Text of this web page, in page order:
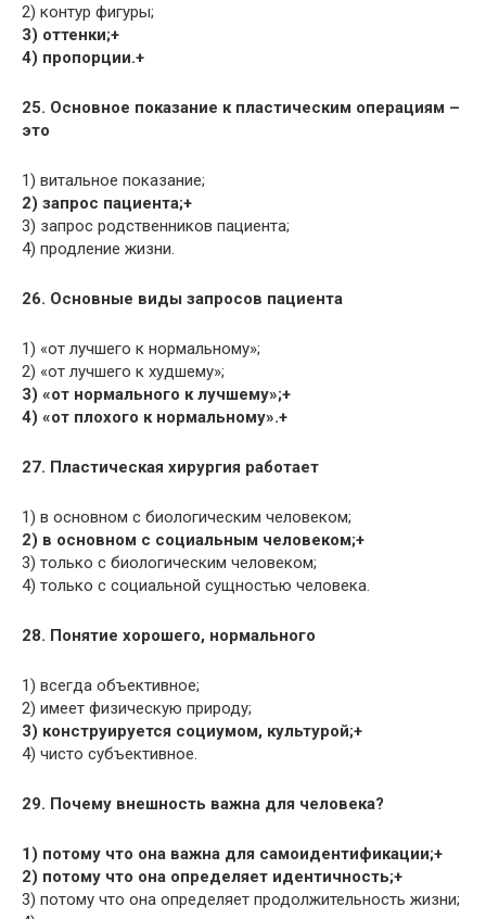
2) контур фигуры;
3) оттенки;+
4) пропорции.+
25. Основное показание к пластическим операциям –
это
1) витальное показание;
2) запрос пациента;+
3) запрос родственников пациента;
4) продление жизни.
26. Основные виды запросов пациента
1) «от лучшего к нормальному»;
2) «от лучшего к худшему»;
3) «от нормального к лучшему»;+
4) «от плохого к нормальному».+
27. Пластическая хирургия работает
1) в основном с биологическим человеком;
2) в основном с социальным человеком;+
3) только с биологическим человеком;
4) только с социальной сущностью человека.
28. Понятие хорошего, нормального
1) всегда объективное;
2) имеет физическую природу;
3) конструируется социумом, культурой;+
4) чисто субъективное.
29. Почему внешность важна для человека?
1) потому что она важна для самоидентификации;+
2) потому что она определяет идентичность;+
3) потому что она определяет продолжительность жизни;